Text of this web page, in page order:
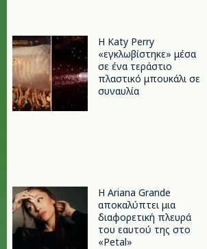
H Katy Perry
«εγκλωβίστηκε» μέσα
σε ένα τεράστιο
πλαστικό μπουκάλι σε
συναυλία
Η Ariana Grande
αποκαλύπτει μια
διαφορετική πλευρά
του εαυτού της στο
«Petal»